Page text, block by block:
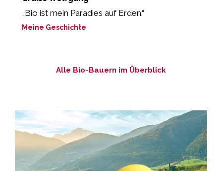
„Bio ist mein Paradies auf Erden.“
Meine Geschichte
Alle Bio-Bauern im Überblick